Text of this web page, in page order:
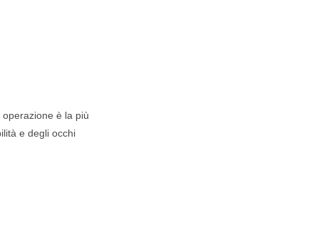
è la più
e degli occhi